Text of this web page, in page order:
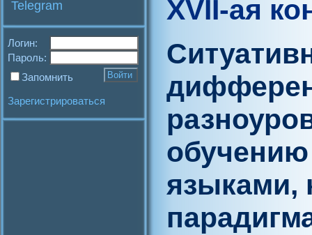
Telegram
Логин:
Пароль:
Запомнить
Зарегистрироваться
XVII-ая
языками,